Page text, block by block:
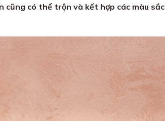
có thể trộn và kết hợp các màu